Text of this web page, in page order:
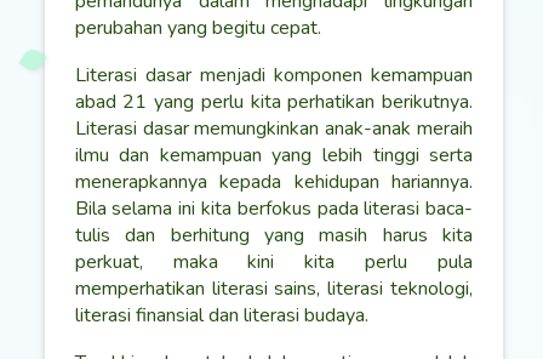
perubahan yang begitu cepat.
Literasi dasar menjadi komponen kemampuan
abad 21 yang perlu kita perhatikan berikutnya.
Literasi dasar memungkinkan anak-anak meraih
ilmu dan kemampuan yang lebih tinggi serta
menerapkannya kepada kehidupan hariannya.
Bila selama ini kita berfokus pada literasi baca-
tulis dan berhitung yang masih harus kita
perkuat, maka kini kita perlu pula
memperhatikan literasi sains, literasi teknologi,
literasi finansial dan literasi budaya.